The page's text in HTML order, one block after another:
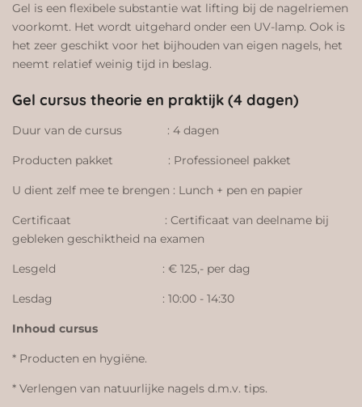
Gel is een flexibele substantie wat lifting bij de nagelriemen
voorkomt. Het wordt uitgehard onder een UV-lamp. Ook is
het zeer geschikt voor het bijhouden van eigen nagels, het
neemt relatief weinig tijd in beslag.
Gel cursus theorie en praktijk (4 dagen)
Duur van de cursus : 4 dagen
Producten pakket : Professioneel pakket
U dient zelf mee te brengen : Lunch + pen en papier
Certificaat : Certificaat van deelname bij
gebleken geschiktheid na examen
Lesgeld : € 125,- per dag
Lesdag : 10:00 - 14:30
Inhoud cursus
* Producten en hygiëne.
* Verlengen van natuurlijke nagels d.m.v. tips.